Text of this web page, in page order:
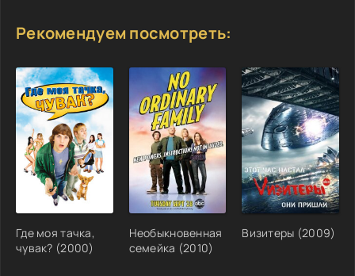
Рекомендуем посмотреть:
Где моя тачка,
чувак? (2000)
Необыкновенная
семейка (2010)
Визитеры (2009)